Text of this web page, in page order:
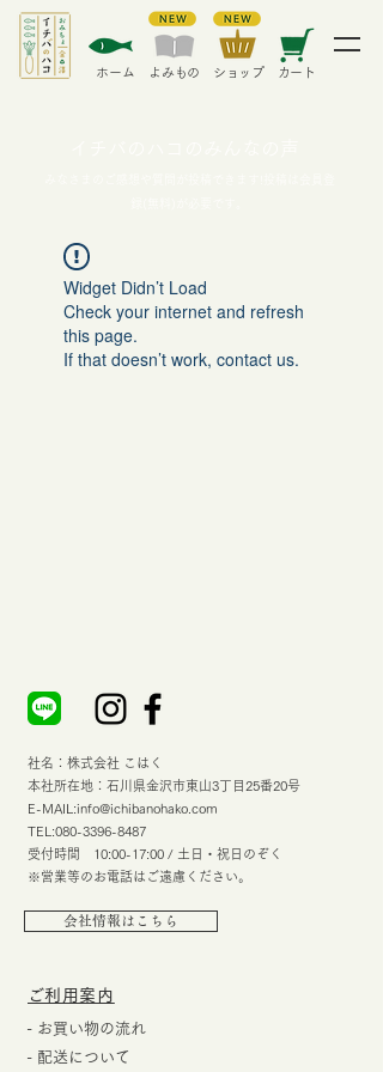
​ホーム ​よみもの ​ショップ カート
Widget Didn’t Load
Check your internet and refresh
this page.
If that doesn’t work, contact us.
社名：株式会社 こはく
本社所在地：石川県金沢市東山3丁目25番20号
E-MAIL:info@ichibanohako.com
TEL:080-3396-8487
受付時間 10:00-17:00 / 土日・祝日のぞく
※営業等のお電話はご遠慮ください。
会社情報はこちら
​ご利用案内
- お買い物の流れ
- 配送について